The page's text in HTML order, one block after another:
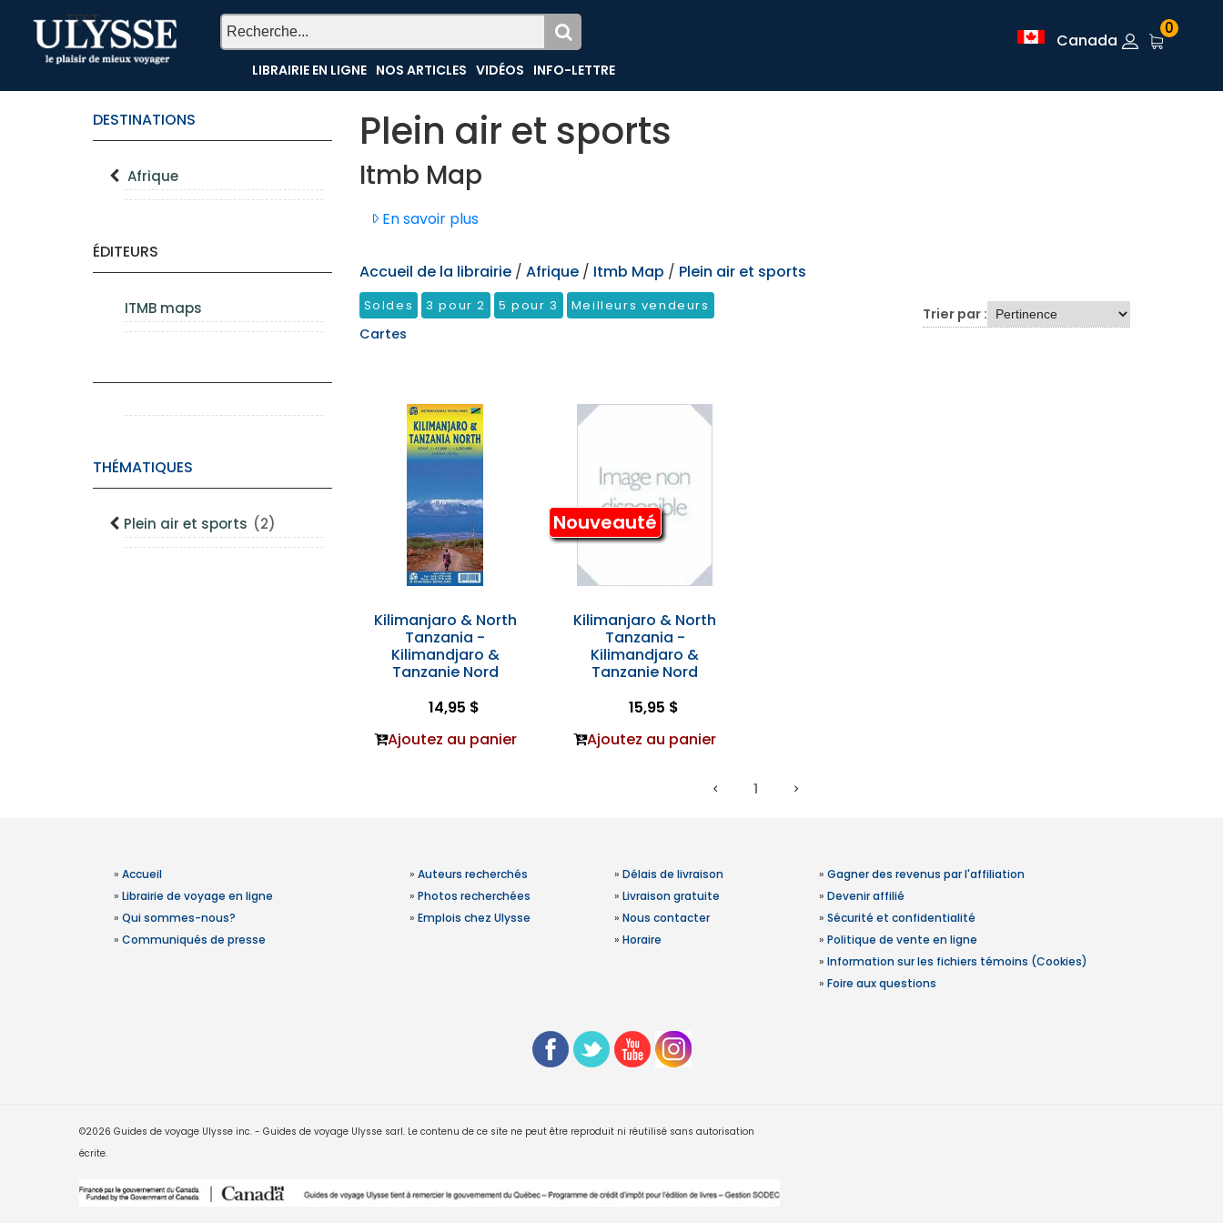
TEST
LIBRAIRIE EN LIGNE NOS ARTICLES VIDÉOS INFO-LETTRE
Canada
0
DESTINATIONS
Afrique
ÉDITEURS
ITMB maps
THÉMATIQUES
Plein air et sports (2)
Plein air et sports
Itmb Map
En savoir plus
Accueil de la librairie / Afrique / Itmb Map / Plein air et sports
Soldes 3 pour 2 5 pour 3 Meilleurs vendeurs
Cartes
Trier par :
Kilimanjaro & North
Tanzania -
Kilimandjaro &
Tanzanie Nord
14,95 $
Ajoutez au panier
Nouveauté
Kilimanjaro & North
Tanzania -
Kilimandjaro &
Tanzanie Nord
15,95 $
Ajoutez au panier
1
» Accueil
» Librairie de voyage en ligne
» Qui sommes-nous?
» Communiqués de presse
» Auteurs recherchés
» Photos recherchées
» Emplois chez Ulysse
» Délais de livraison
» Livraison gratuite
» Nous contacter
» Horaire
» Gagner des revenus par l'affiliation
» Devenir affilié
» Sécurité et confidentialité
» Politique de vente en ligne
» Information sur les fichiers témoins (Cookies)
» Foire aux questions
©2026 Guides de voyage Ulysse inc. - Guides de voyage Ulysse sarl. Le contenu de ce site ne peut être reproduit ni réutilisé sans autorisation
écrite.